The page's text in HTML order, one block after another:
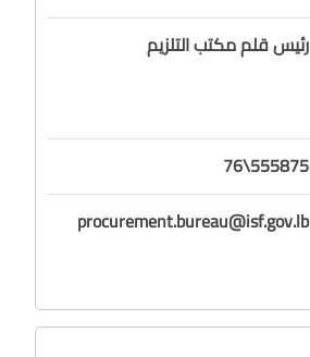
رئيس قلم مكتب التلزيم
555875\76
procurement.bureau@isf.gov.lb